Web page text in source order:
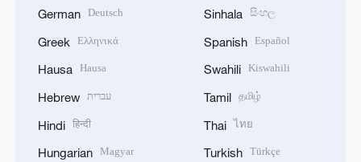
German Deutsch
Greek Ελληνικά
Hausa Hausa
Hebrew עברית
Hindi हिन्दी
Hungarian Magyar
Sinhala සිංහල
Spanish Español
Swahili Kiswahili
Tamil தமிழ்
Thai ไทย
Turkish Türkçe